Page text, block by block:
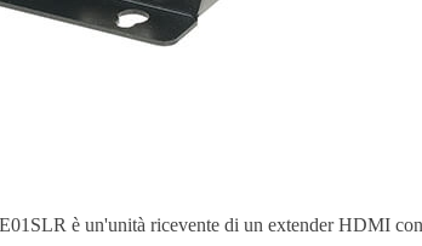
è un'unità ricevente di un extender HDMI